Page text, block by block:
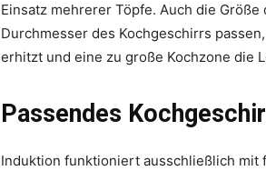
Einsatz mehrerer Töpfe. Auch die
Durchmesser des Kochgeschirrs
erhitzt und eine zu große Kochzone die
Passendes
Induktion funktioniert ausschließlich mit